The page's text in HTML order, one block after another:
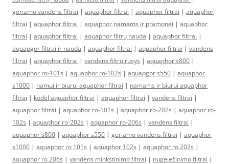
geriamo vandens filtrai | aquaphor filtrai | aquaphor filtrai | aquaphor
filtrai | aquaphor filtrai | aquaphor namams ir pramonei | aquaphor
filtrai | aquaphor filtrai | aquaphor filtrų nauda | aquaphor filtrai |
aquapgor filtrai ir nauda | aquaphor filtrai | aquaphor filtrai | vandens
filtrai | aquaphor filtrai | vandens filtru rusys | aquaphor s800 |
aquaphor ro-101s | aquaphor ro-102s | aquapgor s550 | aquaphor
s1000 | namui ir biurui aquaphor filtrai | namams ir biurui aquaphor
filtrai | kodel aquaphor filtrai | aquaphor filtrai | vandens filtrai |
aquaphor filtrai | aquaphor ro-101s | aquaphor ro-202s | aquaphor ro-
102s | aquaphor ro-202s | aquaphor ro-206s | vandens filtrai |
aquaphor s800 | aquaphor s550 | geriamo vandens filtrai | aquaphor
s1000 | aquaphor ro 101s | aquaphor 102s | aquaphor ro 202s |
aquaphor ro 206s | vandens minkstinimo filtrai | nugeležinimo filtrai |